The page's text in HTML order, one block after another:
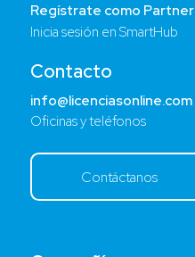
Regístrate como Partner
Inicia sesión en SmartHub
Contacto
info@licenciasonline.com
Oficinas y teléfonos
Contáctanos